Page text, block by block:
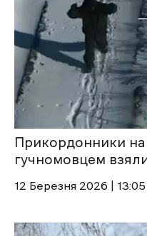
Прикордонники на
гучномовцем
12 Березня 2026 | 13:05